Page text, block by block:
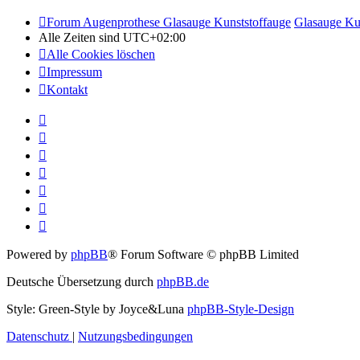
Forum Augenprothese Glasauge Kunststoffauge Glasauge
Alle Zeiten sind UTC+02:00
Alle Cookies löschen
Impressum
Kontakt
Powered by phpBB® Forum Software © phpBB Limited
Deutsche Übersetzung durch phpBB.de
Style: Green-Style by Joyce&Luna phpBB-Style-Design
Datenschutz | Nutzungsbedingungen